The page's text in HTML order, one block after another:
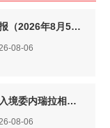
中国驻刚果民主共和国大使馆安全形势通报（2026年8月5日）
08-06
中国驻委内瑞拉大使馆提醒中国公民注意入境委内瑞拉相关事项
08-06